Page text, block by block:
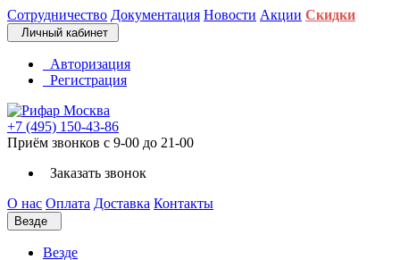
Сотрудничество Документация Новости Акции Скидки
Личный кабинет
Авторизация
Регистрация
+7 (495) 150-43-86
Приём звонков с 9-00 до 21-00
Заказать звонок
О нас Оплата Доставка Контакты
Везде
Везде